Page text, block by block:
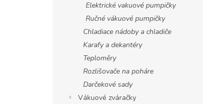
Elektrické vakuové pumpičky
Ručné vákuové pumpičky
Chladiace nádoby a chladiče
Karafy a dekantéry
Teploměry
Rozlišovače na poháre
Darčekové sady
Vákuové zváračky